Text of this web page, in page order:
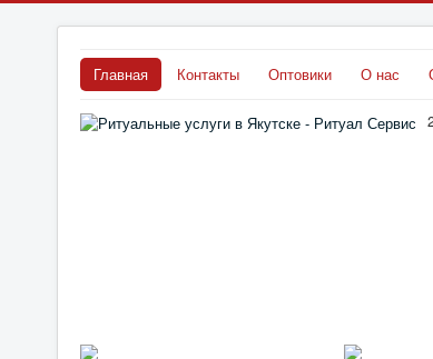
Главная Контакты Оптовики О нас